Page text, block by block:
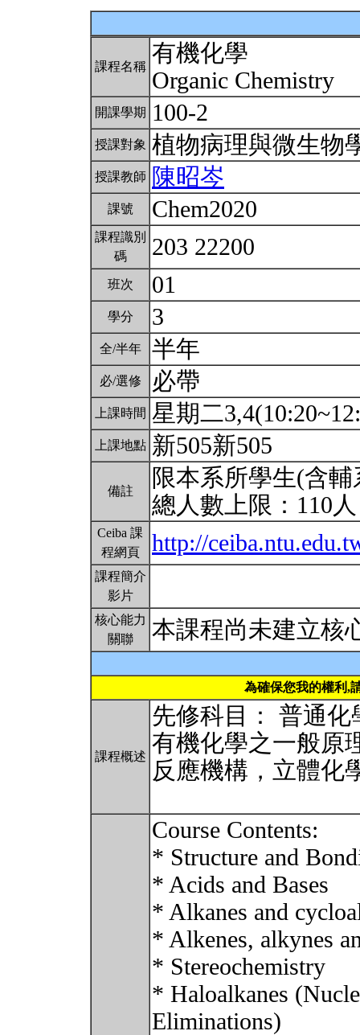
課程名稱 有機化學
Organic Chemistry
開課學期 100-2
授課對象 植物病理與微生
授課教師 陳昭岑
課號 Chem2020
課程識別
碼
203 22200
班次 01
學分 3
全/半年 半年
必/選修 必帶
上課時間 星期二
上課地點 新505新505
備註
限本系所學生(含
總人數上限：110
Ceiba 課
程網頁
http://
課程簡介
影片
核心能力
關聯
本課程尚未建立核
為確保您我的權利,
課程概述
先修科目： 普通化
有機化學之一般原
反應機構，立體化
Course Contents:
* Structure and
* Acids and Bases
* Alkanes and
* Alkenes, alkynes
* Stereochemistry
* Haloalkanes
Eliminations)